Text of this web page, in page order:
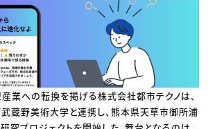
ェッショナル×つながる×メディア
業への転換を掲げる株式会社都市テクノは、
蔵野美術大学と連携し、熊本県天草市御所浦